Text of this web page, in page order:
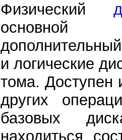
Физический
и логические
тома. Доступен
других
базовых
находиться